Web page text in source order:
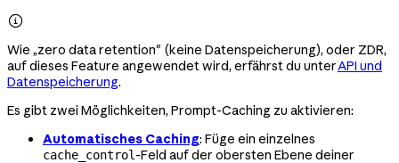

Wie „zero data retention" (keine Datenspeicherung), oder ZDR,
auf dieses Feature angewendet wird, erfährst du unterAPI und
Datenspeicherung.
Es gibt zwei Möglichkeiten, Prompt-Caching zu aktivieren:
Automatisches Caching: Füge ein einzelnes
cache_control -Feld auf der obersten Ebene deiner